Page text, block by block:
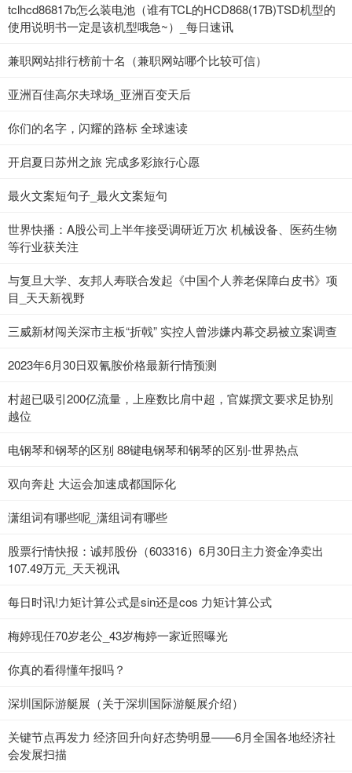
tclhcd86817b怎么装电池（谁有TCL的HCD868(17B)TSD机型的
使用说明书一定是该机型哦急~）_每日速讯
兼职网站排行榜前十名（兼职网站哪个比较可信）
亚洲百佳高尔夫球场_亚洲百变天后
你们的名字，闪耀的路标 全球速读
开启夏日苏州之旅 完成多彩旅行心愿
最火文案短句子_最火文案短句
世界快播：A股公司上半年接受调研近万次 机械设备、医药生物
等行业获关注
与复旦大学、友邦人寿联合发起《中国个人养老保障白皮书》项
目_天天新视野
三威新材闯关深市主板“折戟” 实控人曾涉嫌内幕交易被立案调查
2023年6月30日双氰胺价格最新行情预测
村超已吸引200亿流量，上座数比肩中超，官媒撰文要求足协别
越位
电钢琴和钢琴的区别 88键电钢琴和钢琴的区别-世界热点
双向奔赴 大运会加速成都国际化
潇组词有哪些呢_潇组词有哪些
股票行情快报：诚邦股份（603316）6月30日主力资金净卖出
107.49万元_天天视讯
每日时讯!力矩计算公式是sin还是cos 力矩计算公式
梅婷现任70岁老公_43岁梅婷一家近照曝光
你真的看得懂年报吗？
深圳国际游艇展（关于深圳国际游艇展介绍）
关键节点再发力 经济回升向好态势明显——6月全国各地经济社
会发展扫描